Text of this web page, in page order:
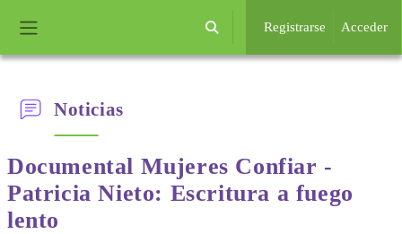
Selector de búsqueda de entrada
Registrarse Acceder
Noticias
Documental Mujeres Confiar -
Patricia Nieto: Escritura a fuego
lento